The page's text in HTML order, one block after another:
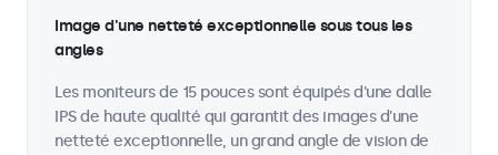
Image d'une netteté exceptionnelle sous tous les
angles
Les moniteurs de 15 pouces sont équipés d'une dalle
IPS de haute qualité qui garantit des images d'une
netteté exceptionnelle, un grand angle de vision de